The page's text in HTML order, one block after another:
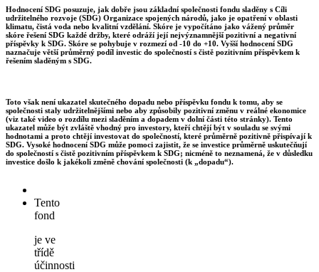
Hodnocení SDG posuzuje, jak dobře jsou základní společnosti fondu sladěny s Cíli
udržitelného rozvoje (SDG) Organizace spojených národů, jako je opatření v oblasti
klimatu, čistá voda nebo kvalitní vzdělání. Skóre je vypočítáno jako vážený průměr
skóre řešení SDG každé držby, které odráží její nejvýznamnější pozitivní a negativní
příspěvky k SDG. Skóre se pohybuje v rozmezí od -10 do +10. Vyšší hodnocení SDG
naznačuje větší průměrný podíl investic do společností s čistě pozitivním příspěvkem k
řešením sladěným s SDG.
Toto však není ukazatel skutečného dopadu nebo příspěvku fondu k tomu, aby se
společnosti staly udržitelnějšími nebo aby způsobily pozitivní změnu v reálné ekonomice
(viz také video o rozdílu mezi sladěním a dopadem v dolní části této stránky). Tento
ukazatel může být zvláště vhodný pro investory, kteří chtějí být v souladu se svými
hodnotami a proto chtějí investovat do společností, které průměrně pozitivně přispívají k
SDG. Vysoké hodnocení SDG může pomoci zajistit, že se investice průměrně uskutečňují
do společností s čistě pozitivním příspěvkem k SDG; nicméně to neznamená, že v důsledku
investice došlo k jakékoli změně chování společnosti (k „dopadu“).
Tento
fond
je ve
třídě
účinnosti